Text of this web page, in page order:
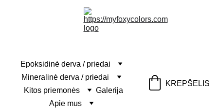
Epoksidinė derva / priedai
Mineralinė derva / priedai
Kitos priemonės
Galerija
Apie mus
KREPŠELIS